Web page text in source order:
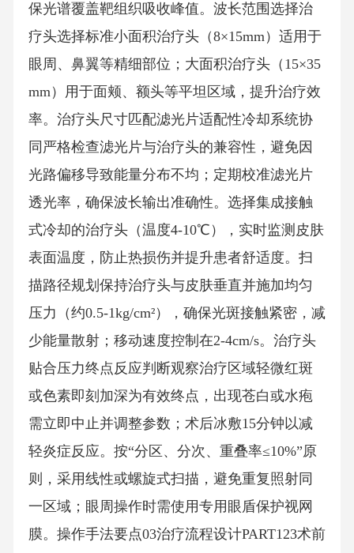
保光谱覆盖靶组织吸收峰值。波长范围选择治
疗头选择标准小面积治疗头（8×15mm）适用于
眼周、鼻翼等精细部位；大面积治疗头（15×35
mm）用于面颊、额头等平坦区域，提升治疗效
率。治疗头尺寸匹配滤光片适配性冷却系统协
同严格检查滤光片与治疗头的兼容性，避免因
光路偏移导致能量分布不均；定期校准滤光片
透光率，确保波长输出准确性。选择集成接触
式冷却的治疗头（温度4-10℃），实时监测皮肤
表面温度，防止热损伤并提升患者舒适度。扫
描路径规划保持治疗头与皮肤垂直并施加均匀
压力（约0.5-1kg/cm²），确保光斑接触紧密，减
少能量散射；移动速度控制在2-4cm/s。治疗头
贴合压力终点反应判断观察治疗区域轻微红斑
或色素即刻加深为有效终点，出现苍白或水疱
需立即中止并调整参数；术后冰敷15分钟以减
轻炎症反应。按“分区、分次、重叠率≤10%”原
则，采用线性或螺旋式扫描，避免重复照射同
一区域；眼周操作时需使用专用眼盾保护视网
膜。操作手法要点03治疗流程设计PART123术前